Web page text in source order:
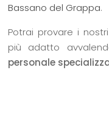
Bassano del Grappa.
Potrai provare i nostri
più adatto
personale